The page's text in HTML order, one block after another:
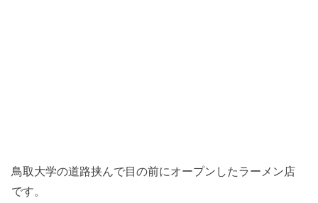
鳥取大学の道路挟んで目の前にオープンしたラーメン店
です。